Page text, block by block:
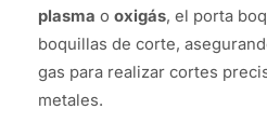
plasma o oxigás, el porta
boquillas de corte,
gas para realizar cortes
metales.